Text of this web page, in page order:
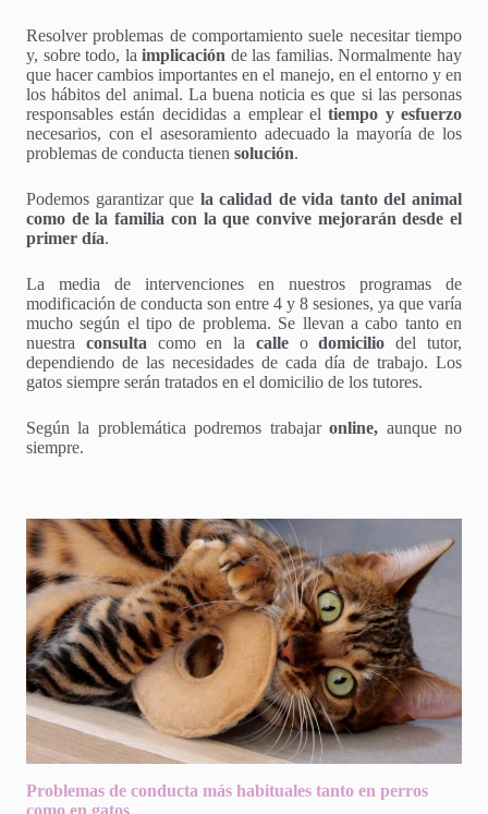
Resolver problemas de comportamiento suele necesitar tiempo
y, sobre todo, la implicación de las familias. Normalmente hay
que hacer cambios importantes en el manejo, en el entorno y en
los hábitos del animal. La buena noticia es que si las personas
responsables están decididas a emplear el tiempo y esfuerzo
necesarios, con el asesoramiento adecuado la mayoría de los
problemas de conducta tienen solución.
Podemos garantizar que la calidad de vida tanto del animal
como de la familia con la que convive mejorarán desde el
primer día.
La media de intervenciones en nuestros programas de
modificación de conducta son entre 4 y 8 sesiones, ya que varía
mucho según el tipo de problema. Se llevan a cabo tanto en
nuestra consulta como en la calleodomicilio del tutor,
dependiendo de las necesidades de cada día de trabajo. Los
gatos siempre serán tratados en el domicilio de los tutores.
Según la problemática podremos trabajaronline, aunque no
siempre.
Problemas de conducta más habituales tanto en perros
como en gatos